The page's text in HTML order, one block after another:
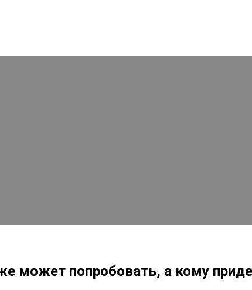
может попробовать, а кому